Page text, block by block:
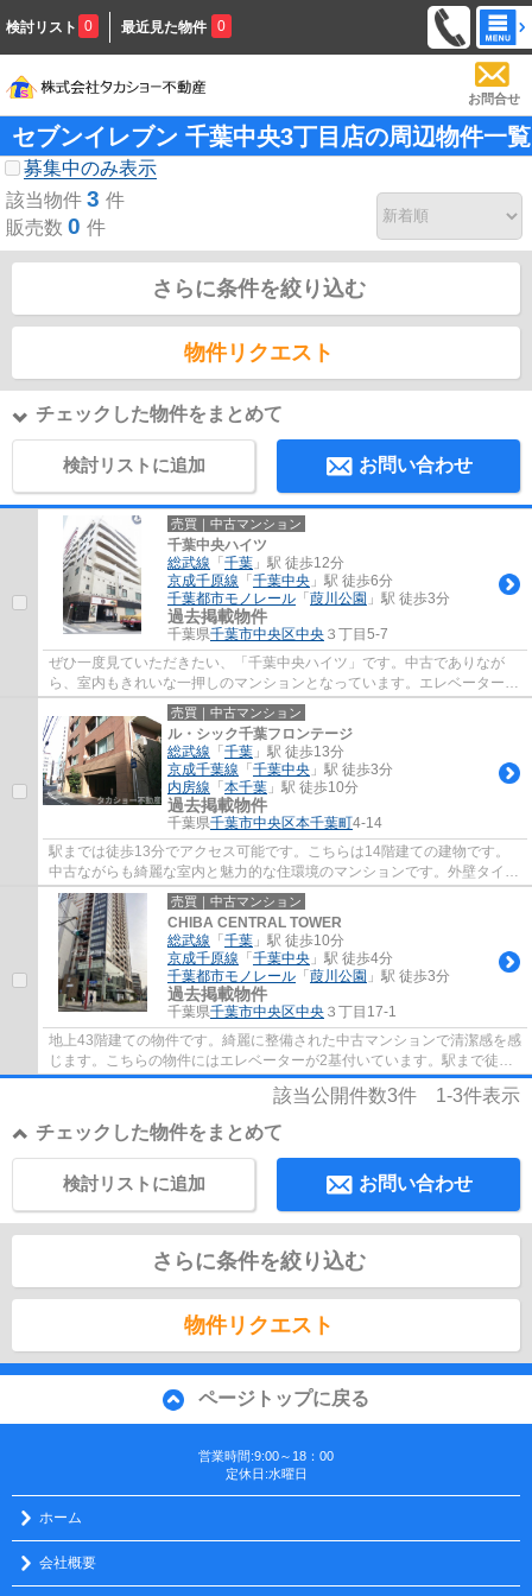
検討リスト 0 最近見た物件 0
お問合せ
セブンイレブン 千葉中央3丁目店の周辺物件一覧
募集中のみ表示
該当物件 3 件
販売数 0 件
さらに条件を絞り込む
物件リクエスト
チェックした物件をまとめて
検討リストに追加 お問い合わせ
売買｜中古マンション
千葉中央ハイツ
総武線 「 千葉 」駅 徒歩12分
京成千原線 「 千葉中央 」駅 徒歩6分
千葉都市モノレール 「 葭川公園 」駅 徒歩3分
過去掲載物件
千葉県千葉市中央区中央 ３丁目5-7
ぜひ一度見ていただきたい、「千葉中央ハイツ」です。中古でありなが
ら、室内もきれいな一押しのマンションとなっています。エレベーター付
きの物件なので、上階でも上り下りが楽です...
売買｜中古マンション
ル・シック千葉フロンテージ
総武線 「 千葉 」駅 徒歩13分
京成千葉線 「 千葉中央 」駅 徒歩3分
内房線 「 本千葉 」駅 徒歩10分
過去掲載物件
千葉県千葉市中央区本千葉町4-14
駅までは徒歩13分でアクセス可能です。こちらは14階建ての建物です。
中古ながらも綺麗な室内と魅力的な住環境のマンションです。外壁タイル
張りは、他の建材と比べ耐久性が高く、メン...
売買｜中古マンション
CHIBA CENTRAL TOWER
総武線 「 千葉 」駅 徒歩10分
京成千原線 「 千葉中央 」駅 徒歩4分
千葉都市モノレール 「 葭川公園 」駅 徒歩3分
過去掲載物件
千葉県千葉市中央区中央 ３丁目17-1
地上43階建ての物件です。綺麗に整備された中古マンションで清潔感を感
じます。こちらの物件にはエレベーターが2基付いています。駅まで徒歩
10分の物件です。不動産の購入を検討してい...
該当公開件数3件 1-3件表示
チェックした物件をまとめて
お問い合わせ
検討リストに追加
さらに条件を絞り込む
物件リクエスト
ページトップに戻る
営業時間:9:00～18：00
定休日:水曜日
ホーム
会社概要